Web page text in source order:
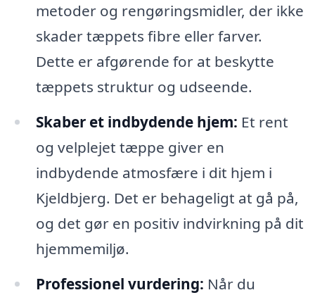
metoder og rengøringsmidler, der ikke
skader tæppets fibre eller farver.
Dette er afgørende for at beskytte
tæppets struktur og udseende.
Skaber et indbydende hjem: Et rent
og velplejet tæppe giver en
indbydende atmosfære i dit hjem i
Kjeldbjerg. Det er behageligt at gå på,
og det gør en positiv indvirkning på dit
hjemmemiljø.
Professionel vurdering: Når du